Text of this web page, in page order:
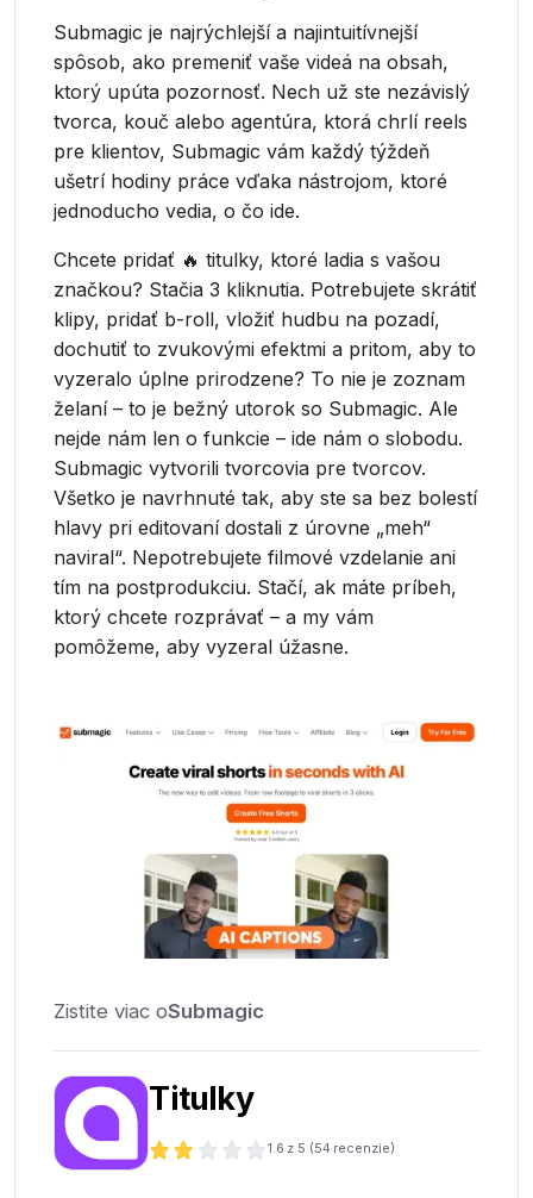
Submagic je najrýchlejší a najintuitívnejší
spôsob, ako premeniť vaše videá na obsah,
ktorý upúta pozornosť. Nech už ste nezávislý
tvorca, kouč alebo agentúra, ktorá chrlí reels
pre klientov, Submagic vám každý týždeň
ušetrí hodiny práce vďaka nástrojom, ktoré
jednoducho vedia, o čo ide.
Chcete pridať 🔥 titulky, ktoré ladia s vašou
značkou? Stačia 3 kliknutia. Potrebujete skrátiť
klipy, pridať b-roll, vložiť hudbu na pozadí,
dochutiť to zvukovými efektmi a pritom, aby to
vyzeralo úplne prirodzene? To nie je zoznam
želaní – to je bežný utorok so Submagic. Ale
nejde nám len o funkcie – ide nám o slobodu.
Submagic vytvorili tvorcovia pre tvorcov.
Všetko je navrhnuté tak, aby ste sa bez bolestí
hlavy pri editovaní dostali z úrovne „meh“
naviral“. Nepotrebujete filmové vzdelanie ani
tím na postprodukciu. Stačí, ak máte príbeh,
ktorý chcete rozprávať – a my vám
pomôžeme, aby vyzeral úžasne.
Zistite viac oSubmagic
Titulky
1.6 z 5 (54 recenzie)